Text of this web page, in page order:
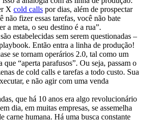
X cold calls por dias, além de prospectar
não fizer essas tarefas, você não bate
a meta, o seu destino é a rua”.
estabelecidas sem serem questionadas –
Então entra a linha de produção!
se tornam operários 2.0, tal como um
que “aperta parafusos”. Ou seja, passam o
de cold calls e tarefas a todo custo. Sua
e não agir com uma venda
que há 10 anos era algo revolucionário
dia, em muitas empresas, se assemelha
carne humana. Há uma busca constante